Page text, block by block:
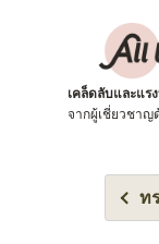
เคล็ดลับและแร
จากผู้เชี่ยวชาญ
ท